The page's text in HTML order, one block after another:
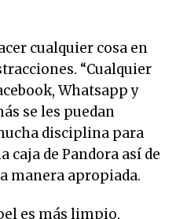
cualquier cosa en
“Cualquier
Whatsapp y
se les puedan
disciplina para
caja de Pandora así de
manera apropiada.
es más limpio,